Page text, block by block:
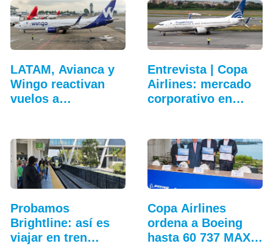
LATAM, Avianca y
Wingo reactivan
vuelos a
Entrevista | Copa
Airlines: mercado
corporativo en…
Probamos
Brightline: así es
viajar en tren
Copa Airlines
ordena a Boeing
hasta 60 737 MAX